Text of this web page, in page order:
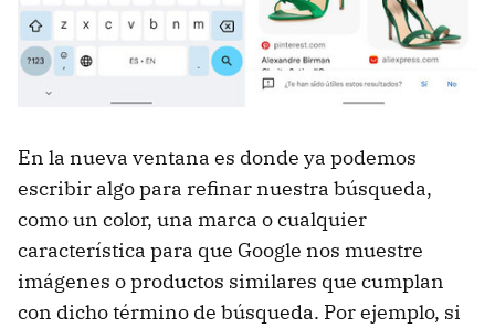
En la nueva ventana es donde ya podemos
escribir algo para refinar nuestra búsqueda,
como un color, una marca o cualquier
característica para que Google nos muestre
imágenes o productos similares que cumplan
con dicho término de búsqueda. Por ejemplo, si